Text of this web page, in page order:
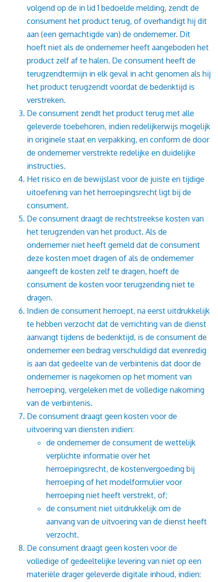
volgend op de in lid 1 bedoelde melding, zendt de
consument het product terug, of overhandigt hij dit
aan (een gemachtigde van) de ondernemer. Dit
hoeft niet als de ondernemer heeft aangeboden het
product zelf af te halen. De consument heeft de
terugzendtermijn in elk geval in acht genomen als hij
het product terugzendt voordat de bedenktijd is
verstreken.
De consument zendt het product terug met alle
geleverde toebehoren, indien redelijkerwijs mogelijk
in originele staat en verpakking, en conform de door
de ondernemer verstrekte redelijke en duidelijke
instructies.
Het risico en de bewijslast voor de juiste en tijdige
uitoefening van het herroepingsrecht ligt bij de
consument.
De consument draagt de rechtstreekse kosten van
het terugzenden van het product. Als de
ondernemer niet heeft gemeld dat de consument
deze kosten moet dragen of als de ondernemer
aangeeft de kosten zelf te dragen, hoeft de
consument de kosten voor terugzending niet te
dragen.
Indien de consument herroept, na eerst uitdrukkelijk
te hebben verzocht dat de verrichting van de dienst
aanvangt tijdens de bedenktijd, is de consument de
ondernemer een bedrag verschuldigd dat evenredig
is aan dat gedeelte van de verbintenis dat door de
ondernemer is nagekomen op het moment van
herroeping, vergeleken met de volledige nakoming
van de verbintenis.
De consument draagt geen kosten voor de
uitvoering van diensten indien:
de ondernemer de consument de wettelijk
verplichte informatie over het
herroepingsrecht, de kostenvergoeding bij
herroeping of het modelformulier voor
herroeping niet heeft verstrekt, of;
de consument niet uitdrukkelijk om de
aanvang van de uitvoering van de dienst heeft
verzocht.
De consument draagt geen kosten voor de
volledige of gedeeltelijke levering van niet op een
materiële drager geleverde digitale inhoud, indien: